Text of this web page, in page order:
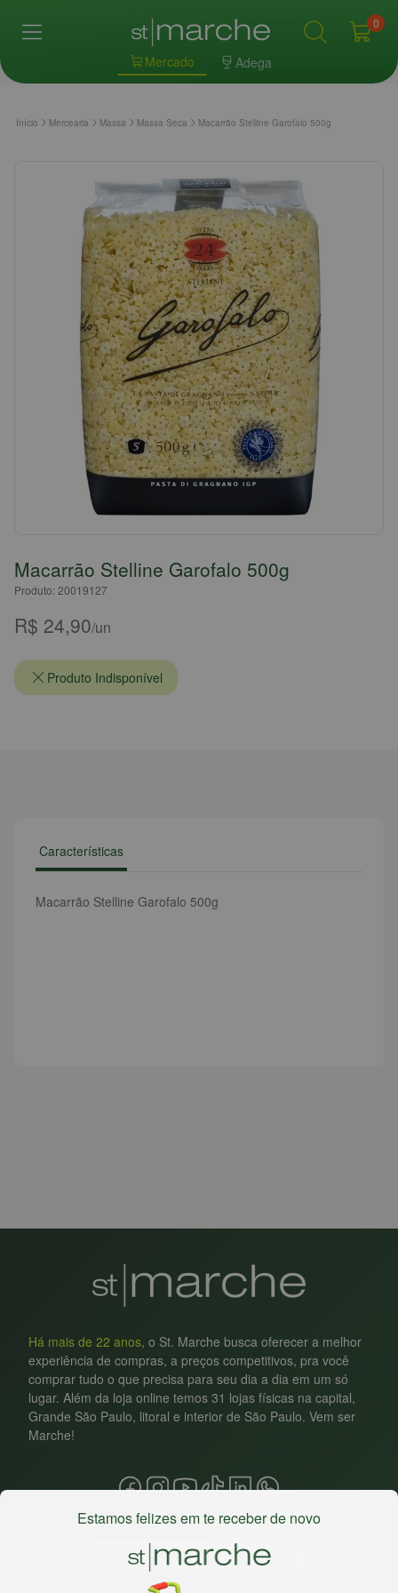
Mercado Adega
0
Início Mercearia Massa Massa Seca Macarrão Stelline Garofalo 500g
Macarrão Stelline Garofalo 500g
Produto: 20019127
R$ 24,90/un
Produto Indisponível
Características
Macarrão Stelline Garofalo 500g
Há mais de 22 anos, o St. Marche busca oferecer a melhor
experiência de compras, a preços competitivos, pra você
comprar tudo o que precisa para seu dia a dia em um só
lugar. Além da loja online temos 31 lojas físicas na capital,
Grande São Paulo, litoral e interior de São Paulo. Vem ser
Marche!
Estamos felizes em te receber de novo